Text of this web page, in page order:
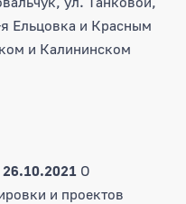
Ельцовка и Красным
и Калининском
26.10.2021 О
и проектов